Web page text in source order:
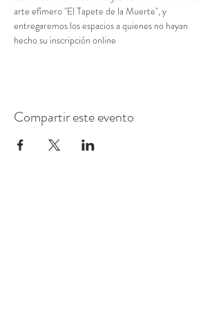
arte efímero "El Tapete de la Muerte", y
entregaremos los espacios a quienes no hayan
hecho su inscripción online
Compartir este evento